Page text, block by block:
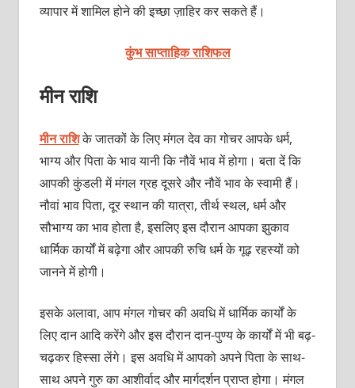
व्यापार में शामिल होने की इच्छा ज़ाहिर कर सकते हैं।
कुंभ साप्ताहिक राशिफल
मीन राशि
मीन राशिके जातकों के लिए मंगल देव का गोचर आपके धर्म,
भाग्य और पिता के भाव यानी कि नौवें भाव में होगा। बता दें कि
आपकी कुंडली में मंगल ग्रह दूसरे और नौवें भाव के स्वामी हैं।
नौवां भाव पिता, दूर स्थान की यात्रा, तीर्थ स्थल, धर्म और
सौभाग्य का भाव होता है, इसलिए इस दौरान आपका झुकाव
धार्मिक कार्यों में बढ़ेगा और आपकी रुचि धर्म के गूढ़ रहस्यों को
जानने में होगी।
इसके अलावा, आप मंगल गोचर की अवधि में धार्मिक कार्यों के
लिए दान आदि करेंगे और इस दौरान दान-पुण्य के कार्यों में भी बढ़-
चढ़कर हिस्सा लेंगे। इस अवधि में आपको अपने पिता के साथ-
साथ अपने गुरु का आशीर्वाद और मार्गदर्शन प्राप्त होगा। मंगल